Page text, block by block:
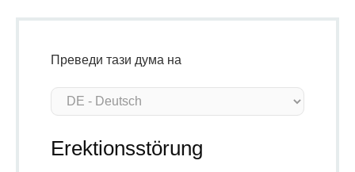
Преведи тази дума на
Erektionsstörung